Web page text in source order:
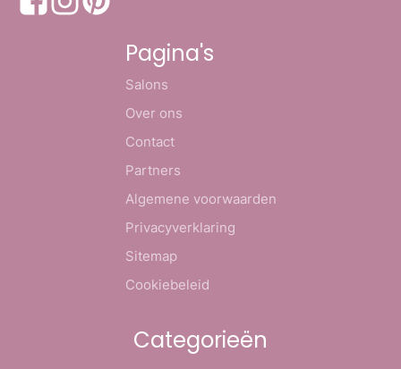
Pagina's
Salons
Over ons
Contact
Partners
Algemene voorwaarden
Privacyverklaring
Sitemap
Cookiebeleid
Categorieën